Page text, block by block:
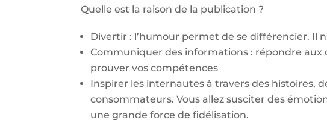
Quelle est la raison de la publication ?
Divertir : l’humour permet de se différencier. Il
Communiquer des informations : répondre
prouver vos compétences
Inspirer les internautes à travers des histoires,
consommateurs. Vous allez susciter des
une grande force de fidélisation.